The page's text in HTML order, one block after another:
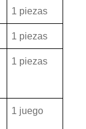
1 piezas
1 piezas
1 piezas
1 juego